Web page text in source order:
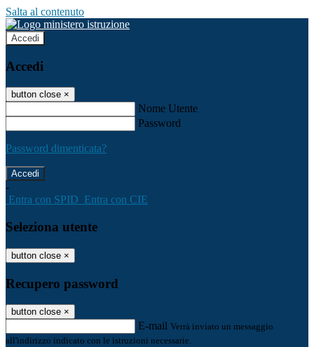
Salta al contenuto
Accedi
Accedi
button close ×
Nome Utente
Password
Password dimenticata?
-
Entra con SPID Entra con CIE
Seleziona utente
button close ×
Recupero password
button close ×
E-mail Verrà inviato un messaggio
all'indirizzo indicato con le istruzioni necessarie.